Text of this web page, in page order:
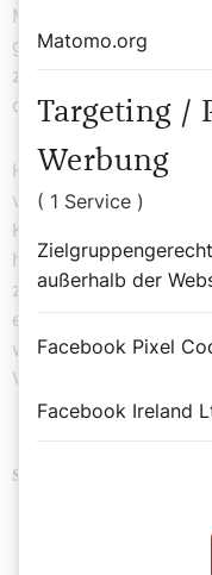
Mittlerweile backe ich
gemeinsam mit
zu zeigen, wie ein
dass er das
Heuer haben wir uns
vorgenommen. Ein
Kochbuch meiner
habe –
zwischen den Seiten.
einfaches Rezept,
wunderbar. Und wir
Variante „kreiert“.
Schlagwörter
Matomo.org
Targeting /
Werbung
( 1 Service )
außerhalb der
Facebook Pixel
Facebook Ireland